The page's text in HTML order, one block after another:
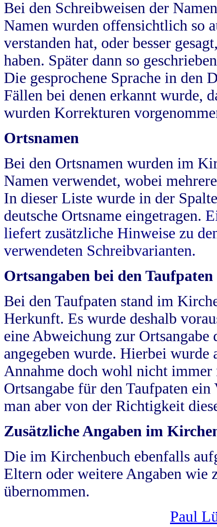
Bei den Schreibweisen der
Namen wurden offensichtlich so
verstanden hat, oder besser
haben. Später dann so
Die gesprochene Sprache in
Fällen bei denen erkannt wurde,
wurden Korrekturen
Ortsnamen
Bei den Ortsnamen wurden im
Namen verwendet, wobei
In dieser Liste wurde in der
deutsche Ortsname eingetragen.
liefert zusätzliche Hinweise zu
verwendeten Schreibvarianten.
Ortsangaben bei den Taufpaten
Bei den Taufpaten stand im
Herkunft. Es wurde deshalb
eine Abweichung zur
angegeben wurde. Hierbei wurde
Annahme doch wohl nicht
Ortsangabe für den Taufpaten
man aber von der Richtigkeit
Zusätzliche Angaben im
Die im Kirchenbuch ebenfalls
Eltern oder weitere Angaben wie
übernommen.
Paul